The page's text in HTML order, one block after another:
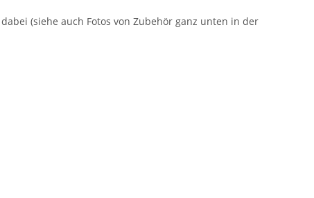
(siehe auch Fotos von Zubehör ganz unten in der